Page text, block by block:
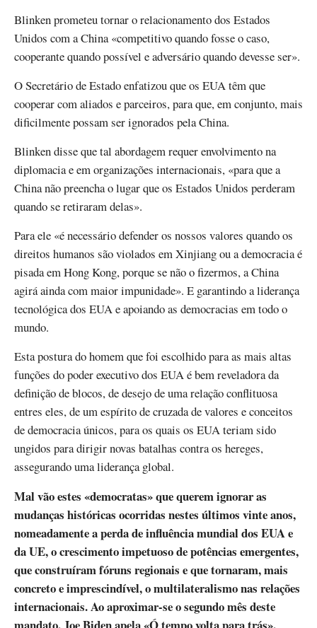
Blinken prometeu tornar o relacionamento dos Estados
Unidos com a China «competitivo quando fosse o caso,
cooperante quando possível e adversário quando devesse ser».
O Secretário de Estado enfatizou que os EUA têm que
cooperar com aliados e parceiros, para que, em conjunto, mais
dificilmente possam ser ignorados pela China.
Blinken disse que tal abordagem requer envolvimento na
diplomacia e em organizações internacionais, «para que a
China não preencha o lugar que os Estados Unidos perderam
quando se retiraram delas».
Para ele «é necessário defender os nossos valores quando os
direitos humanos são violados em Xinjiang ou a democracia é
pisada em Hong Kong, porque se não o fizermos, a China
agirá ainda com maior impunidade». E garantindo a liderança
tecnológica dos EUA e apoiando as democracias em todo o
mundo.
Esta postura do homem que foi escolhido para as mais altas
funções do poder executivo dos EUA é bem reveladora da
definição de blocos, de desejo de uma relação conflituosa
entres eles, de um espírito de cruzada de valores e conceitos
de democracia únicos, para os quais os EUA teriam sido
ungidos para dirigir novas batalhas contra os hereges,
assegurando uma liderança global.
Mal vão estes «democratas» que querem ignorar as
mudanças históricas ocorridas nestes últimos vinte anos,
nomeadamente a perda de influência mundial dos EUA e
da UE, o crescimento impetuoso de potências emergentes,
que construíram fóruns regionais e que tornaram, mais
concreto e imprescindível, o multilateralismo nas relações
internacionais. Ao aproximar-se o segundo mês deste